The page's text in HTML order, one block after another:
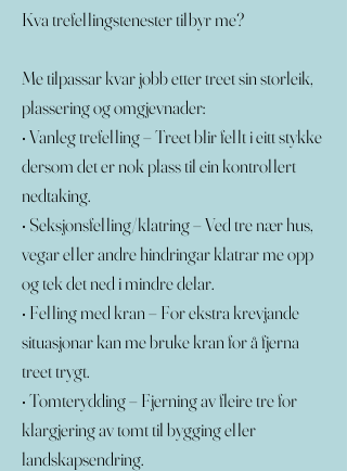
Kva trefellingstenester tilbyr me?
Me tilpassar kvar jobb etter treet sin storleik,
plassering og omgjevnader:
• Vanleg trefelling – Treet blir fellt i eitt stykke
dersom det er nok plass til ein kontrollert
nedtaking.
• Seksjonsfelling/klatring – Ved tre nær hus,
vegar eller andre hindringar klatrar me opp
og tek det ned i mindre delar.
• Felling med kran – For ekstra krevjande
situasjonar kan me bruke kran for å fjerna
treet trygt.
• Tomterydding – Fjerning av fleire tre for
klargjering av tomt til bygging eller
landskapsendring.